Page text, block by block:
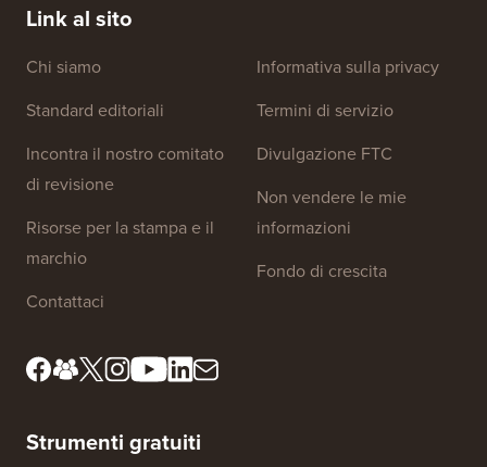
Link al sito
Chi siamo
Standard editoriali
Incontra il nostro comitato
di revisione
Risorse per la stampa e il
marchio
Contattaci
Informativa sulla privacy
Termini di servizio
Divulgazione FTC
Non vendere le mie
informazioni
Fondo di crescita
Strumenti gratuiti